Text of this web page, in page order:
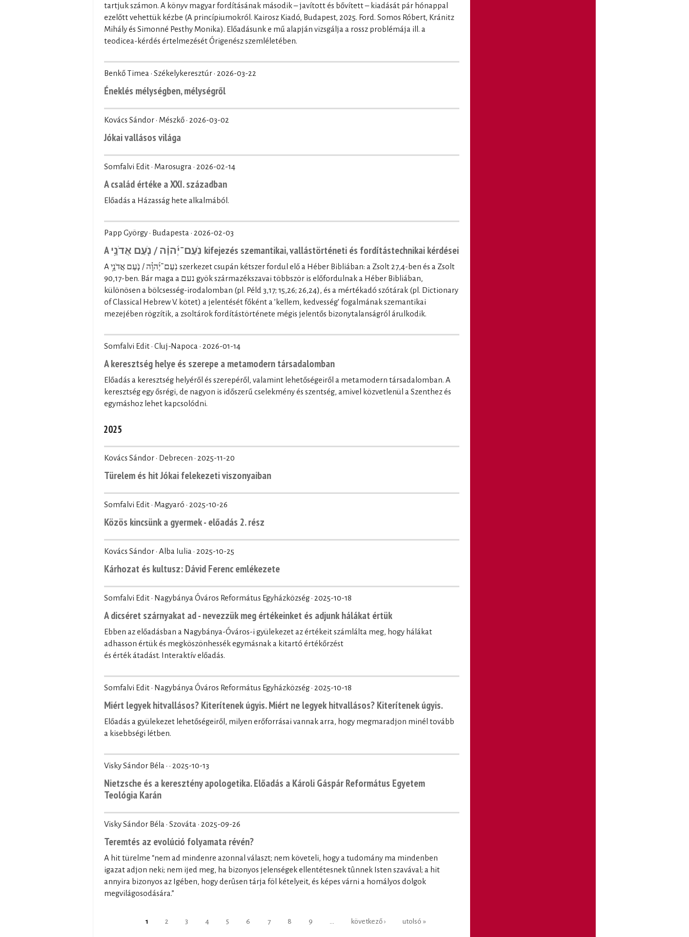
tartjuk számon. A könyv magyar fordításának második – javított és bővített – kiadását pár hónappal
ezelőtt vehettük kézbe (A princípiumokról. Kairosz Kiadó, Budapest, 2025. Ford. Somos Róbert, Kránitz
Mihály és Simonné Pesthy Monika). Előadásunk e mű alapján vizsgálja a rossz problémája ill. a
teodicea-kérdés értelmezését Órigenész szemléletében.
Benkő Timea · Székelykeresztúr · 2026-03-22
Éneklés mélységben, mélységről
Kovács Sándor · Mészkő · 2026-03-02
Jókai vallásos világa
Somfalvi Edit · Marosugra · 2026-02-14
A család értéke a XXI. században
Előadás a Házasság hete alkalmából.
Papp György · Budapesta · 2026-02-03
A נֹֽעַם־יְ֜הוָ֗ה / נֹ֤עַם אֲדֹנָ֥י kifejezés szemantikai, vallástörténeti és fordítástechnikai kérdései
A נֹֽעַם־יְ֜הוָ֗ה / נֹ֤עַם אֲדֹנָ֥י szerkezet csupán kétszer fordul elő a Héber Bibliában: a Zsolt 27,4-ben és a Zsolt
90,17-ben. Bár maga a נעם gyök származékszavai többször is előfordulnak a Héber Bibliában,
különösen a bölcsesség-irodalomban (pl. Péld 3,17; 15,26; 26,24), és a mértékadó szótárak (pl. Dictionary
of Classical Hebrew V. kötet) a jelentését főként a ’kellem, kedvesség’ fogalmának szemantikai
mezejében rögzítik, a zsoltárok fordítástörténete mégis jelentős bizonytalanságról árulkodik.
Somfalvi Edit · Cluj-Napoca · 2026-01-14
A keresztség helye és szerepe a metamodern társadalomban
Előadás a keresztség helyéről és szerepéről, valamint lehetőségeiről a metamodern társadalomban. A
keresztség egy ősrégi, de nagyon is időszerű cselekmény és szentség, amivel közvetlenül a Szenthez és
egymáshoz lehet kapcsolódni.
2025
Kovács Sándor · Debrecen · 2025-11-20
Türelem és hit Jókai felekezeti viszonyaiban
Somfalvi Edit · Magyaró · 2025-10-26
Közös kincsünk a gyermek - előadás 2. rész
Kovács Sándor · Alba Iulia · 2025-10-25
Kárhozat és kultusz: Dávid Ferenc emlékezete
Somfalvi Edit · Nagybánya Óváros Református Egyházközség · 2025-10-18
A dicséret szárnyakat ad - nevezzük meg értékeinket és adjunk hálákat értük
Ebben az előadásban a Nagybánya-Óváros-i gyülekezet az értékeit számlálta meg, hogy hálákat
adhasson értük és megköszönhessék egymásnak a kitartó értékőrzést
és érték átadást. Interaktív előadás.
Somfalvi Edit · Nagybánya Óváros Református Egyházközség · 2025-10-18
Miért legyek hitvallásos? Kiterítenek úgyis. Miért ne legyek hitvallásos? Kiterítenek úgyis.
Előadás a gyülekezet lehetőségeiről, milyen erőforrásai vannak arra, hogy megmaradjon minél tovább
a kisebbségi létben.
Visky Sándor Béla · · 2025-10-13
Nietzsche és a keresztény apologetika. Előadás a Károli Gáspár Református Egyetem
Teológia Karán
Visky Sándor Béla · Szováta · 2025-09-26
Teremtés az evolúció folyamata révén?
A hit türelme “nem ad mindenre azonnal választ; nem követeli, hogy a tudomány ma mindenben
igazat adjon neki; nem ijed meg, ha bizonyos jelenségek ellentétesnek tûnnek Isten szavával; a hit
annyira bizonyos az Igében, hogy derûsen tárja föl kételyeit, és képes várni a homályos dolgok
megvilágosodására.”
1 2 3 4 5 6 7 8 9 következő › utolsó »